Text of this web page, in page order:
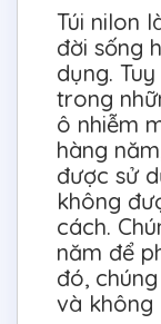
Túi nilon
đời sống
dụng.
trong
ô nhiễm
hàng
được sử
không
cách.
năm để
đó,
và không